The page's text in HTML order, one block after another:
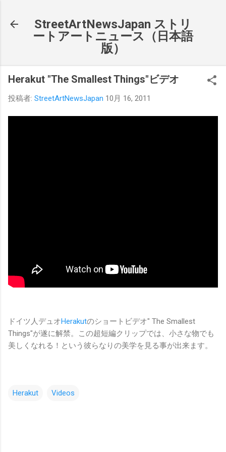
StreetArtNewsJapan ストリ
ートアートニュース（日本語
版）
Herakut "The Smallest Things"ビデオ
投稿者: StreetArtNewsJapan 10月 16, 2011
ドイツ人デュオHerakutのショートビデオ" The Smallest
Things"が遂に解禁。この超短編クリップでは、小さな物でも
美しくなれる！という彼らなりの美学を見る事が出来ます。
Herakut Videos